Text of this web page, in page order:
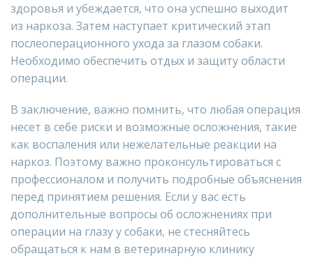
здоровья и убеждается, что она успешно выходит
из наркоза. Затем наступает критический этап
послеоперационного ухода за глазом собаки.
Необходимо обеспечить отдых и защиту области
операции.
В заключение, важно помнить, что любая операция
несет в себе риски и возможные осложнения, такие
как воспаления или нежелательные реакции на
наркоз. Поэтому важно проконсультироваться с
профессионалом и получить подробные объяснения
перед принятием решения. Если у вас есть
дополнительные вопросы об осложнениях при
операции на глазу у собаки, не стесняйтесь
обращаться к нам в ветеринарную клинику